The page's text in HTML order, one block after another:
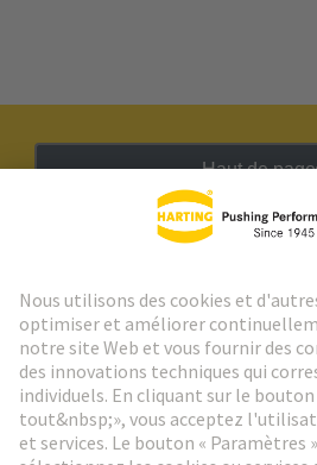
Haut de page
Aller à l'inscription